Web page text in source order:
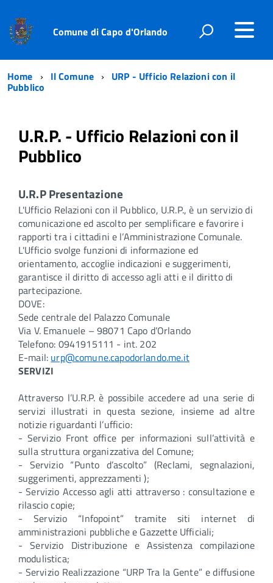
Comune di Capo d'Orlando
Home Il Comune URP - Ufficio Relazioni con il
Pubblico
U.R.P. - Ufficio Relazioni con il
Pubblico
U.R.P Presentazione
L'Ufficio Relazioni con il Pubblico, U.R.P., è un servizio di
comunicazione ed ascolto per semplificare e favorire i
rapporti tra i cittadini e l’Amministrazione Comunale.
L'Ufficio svolge funzioni di informazione ed
orientamento, accoglie indicazioni e suggerimenti,
garantisce il diritto di accesso agli atti e il diritto di
partecipazione.
DOVE:
Sede centrale del Palazzo Comunale
Via V. Emanuele – 98071 Capo d’Orlando
Telefono: 0941915111 - int. 202
E-mail: urp@comune.capodorlando.me.it
SERVIZI
Attraverso l’U.R.P. è possibile accedere ad una serie di
servizi illustrati in questa sezione, insieme ad altre
notizie riguardanti l’ufficio:
- Servizio Front office per informazioni sull’attività e
sulla struttura organizzativa del Comune;
- Servizio “Punto d’ascolto” (Reclami, segnalazioni,
suggerimenti, apprezzamenti );
- Servizio Accesso agli atti attraverso : consultazione e
rilascio copie;
- Servizio “Infopoint” tramite siti internet di
amministrazioni pubbliche e Gazzette Ufficiali;
- Servizio Distribuzione e Assistenza compilazione
modulistica;
- Servizio Realizzazione “URP Tra la Gente” e diffusione